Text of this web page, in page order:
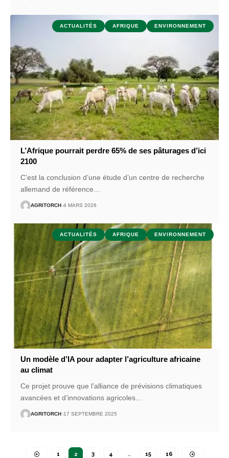
ACTUALITÉS AFRIQUE ENVIRONNEMENT
L’Afrique pourrait perdre 65% de ses pâturages d’ici
2100
C’est la conclusion d’une étude d’un centre de recherche
allemand de référence
AGRITORCH 4 MARS 2026
ACTUALITÉS AFRIQUE ENVIRONNEMENT
Un modèle d’IA pour adapter l’agriculture africaine
au climat
Ce projet prouve que l’alliance de prévisions climatiques
avancées et d’innovations agricoles
AGRITORCH 17 SEPTEMBRE 2025
1 2 3 4 … 15 16